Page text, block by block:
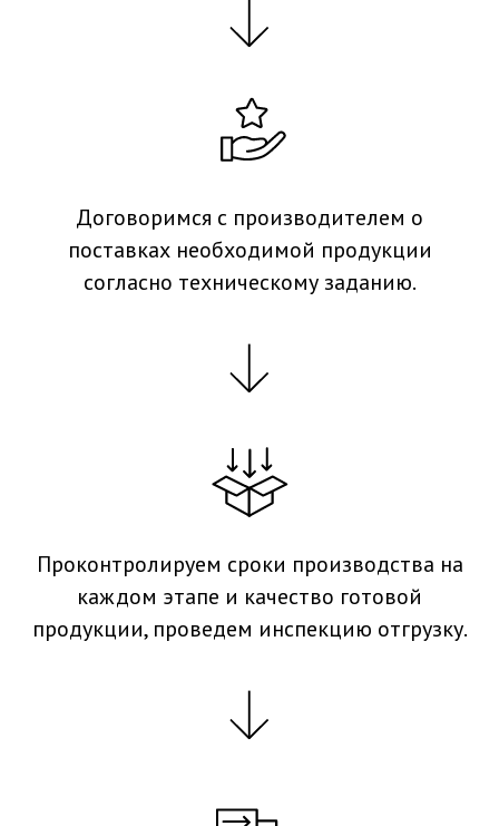
Договоримся с производителем о
поставках необходимой продукции
согласно техническому заданию.
Проконтролируем сроки производства на
каждом этапе и качество готовой
продукции, проведем инспекцию отгрузку.